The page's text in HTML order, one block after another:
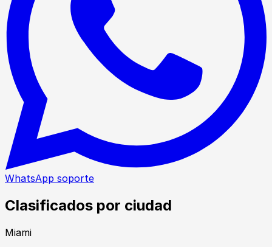
WhatsApp soporte
Clasificados por ciudad
Miami